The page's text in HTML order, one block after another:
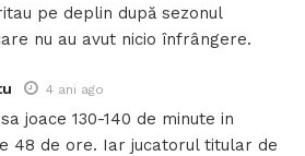
pe deplin după sezonul
nu au avut nicio înfrângere.
4 ani ago
joace 130-140 de minute in
48 de ore. Iar jucatorul titular de